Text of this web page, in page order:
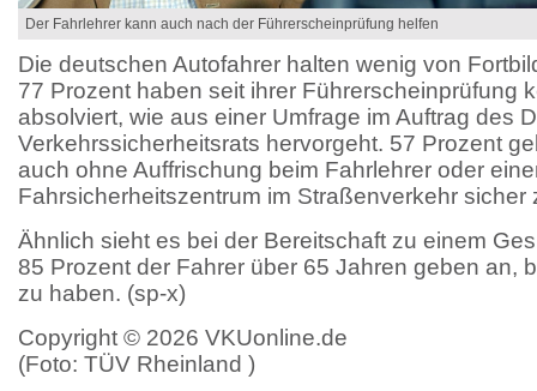
Der Fahrlehrer kann auch nach der Führerscheinprüfung helfen
Die deutschen Autofahrer halten wenig von
77 Prozent haben seit ihrer Führerscheinprüfung
absolviert, wie aus einer Umfrage im Auftrag des
Verkehrssicherheitsrats hervorgeht. 57 Prozent
auch ohne Auffrischung beim Fahrlehrer oder
Fahrsicherheitszentrum im Straßenverkehr sicher
Ähnlich sieht es bei der Bereitschaft zu einem
85 Prozent der Fahrer über 65 Jahren geben an,
zu haben. (sp-x)
Copyright © 2026 VKUonline.de
(Foto: TÜV Rheinland )